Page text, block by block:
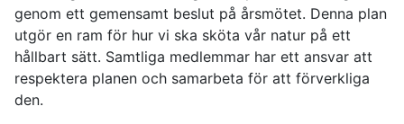
genom ett gemensamt beslut på årsmötet. Denna plan
utgör en ram för hur vi ska sköta vår natur på ett
hållbart sätt. Samtliga medlemmar har ett ansvar att
respektera planen och samarbeta för att förverkliga
den.